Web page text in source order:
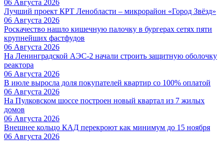
06 Августа 2026
Лучший проект КРТ Ленобласти – микрорайон «Город Звёзд»
06 Августа 2026
Роскачество нашло кишечную палочку в бургерах сетях пяти
крупнейших фастфудов
06 Августа 2026
На Ленинградской АЭС-2 начали строить защитную оболочку
реактора
06 Августа 2026
В июле выросла доля покупателей квартир со 100% оплатой
06 Августа 2026
На Пулковском шоссе построен новый квартал из 7 жилых
домов
06 Августа 2026
Внешнее кольцо КАД перекроют как минимум до 15 ноября
06 Августа 2026